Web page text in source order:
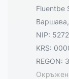
Fluentbe
NIP:
KRS:
REGON:
Окръжен